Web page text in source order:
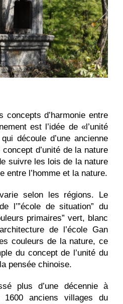
concepts d’harmonie entre
est l’idée de «l’unité
découle d’une ancienne
d’unité de la nature
suivre les lois de la nature
entre l’homme et la nature.
varie selon les régions. Le
l’”école de situation” du
primaires” vert, blanc
de l’école Gan
couleurs de la nature, ce
du concept de l’unité du
pensée chinoise.
plus d’une décennie à
anciens villages du